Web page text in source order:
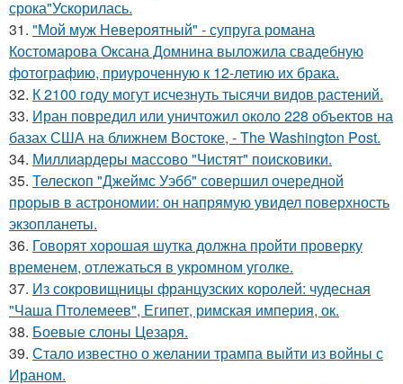
срока"Ускорилась.
31. "Мой муж Невероятный" - супруга романа
Костомарова Оксана Домнина выложила свадебную
фотографию, приуроченную к 12-летию их брака.
32. К 2100 году могут исчезнуть тысячи видов растений.
33. Иран повредил или уничтожил около 228 объектов на
базах США на ближнем Востоке, - The Washington Post.
34. Миллиардеры массово "Чистят" поисковики.
35. Телескоп "Джеймс Уэбб" совершил очередной
прорыв в астрономии: он напрямую увидел поверхность
экзопланеты.
36. Говорят хорошая шутка должна пройти проверку
временем, отлежаться в укромном уголке.
37. Из сокровищницы французских королей: чудесная
"Чаша Птолемеев", Египет, римская империя, ок.
38. Боевые слоны Цезаря.
39. Стало известно о желании трампа выйти из войны с
Ираном.